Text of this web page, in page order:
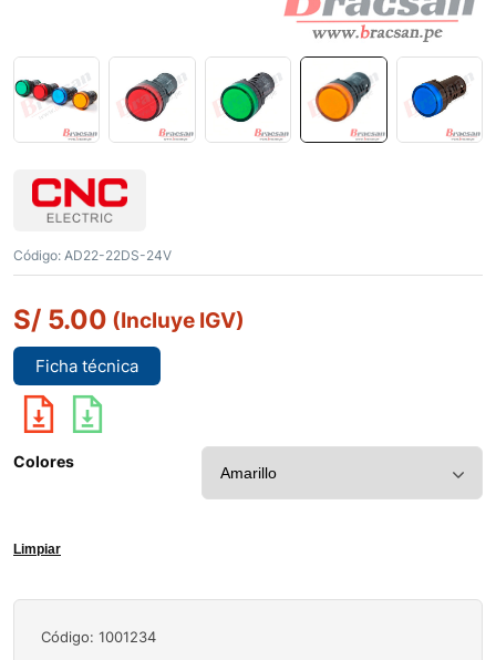
Código: AD22-22DS-24V
S/ 5.00 (Incluye IGV)
Ficha técnica
Colores
Limpiar
Código: 1001234